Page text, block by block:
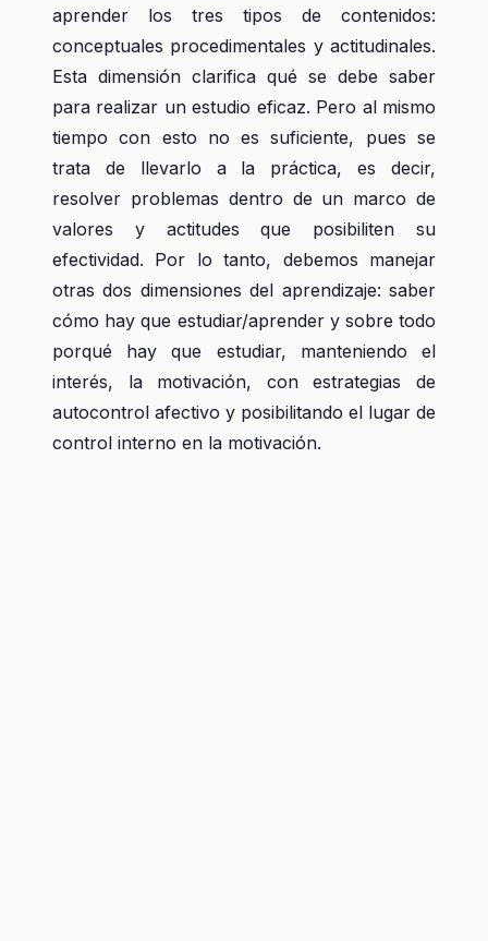
aprender los tres tipos de contenidos:
conceptuales procedimentales y actitudinales.
Esta dimensión clarifica qué se debe saber
para realizar un estudio eficaz. Pero al mismo
tiempo con esto no es suficiente, pues se
trata de llevarlo a la práctica, es decir,
resolver problemas dentro de un marco de
valores y actitudes que posibiliten su
efectividad. Por lo tanto, debemos manejar
otras dos dimensiones del aprendizaje: saber
cómo hay que estudiar/aprender y sobre todo
porqué hay que estudiar, manteniendo el
interés, la motivación, con estrategias de
autocontrol afectivo y posibilitando el lugar de
control interno en la motivación.